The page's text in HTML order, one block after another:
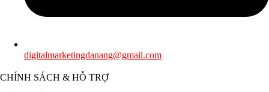
digitalmarketingdanang@gmail.com
CHÍNH SÁCH & HỖ TRỢ